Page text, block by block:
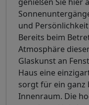
genießen Sie hier
und
Bereits beim
Atmosphäre
Glaskunst an
Haus eine
sorgt für ein ganz
Innenraum. Die